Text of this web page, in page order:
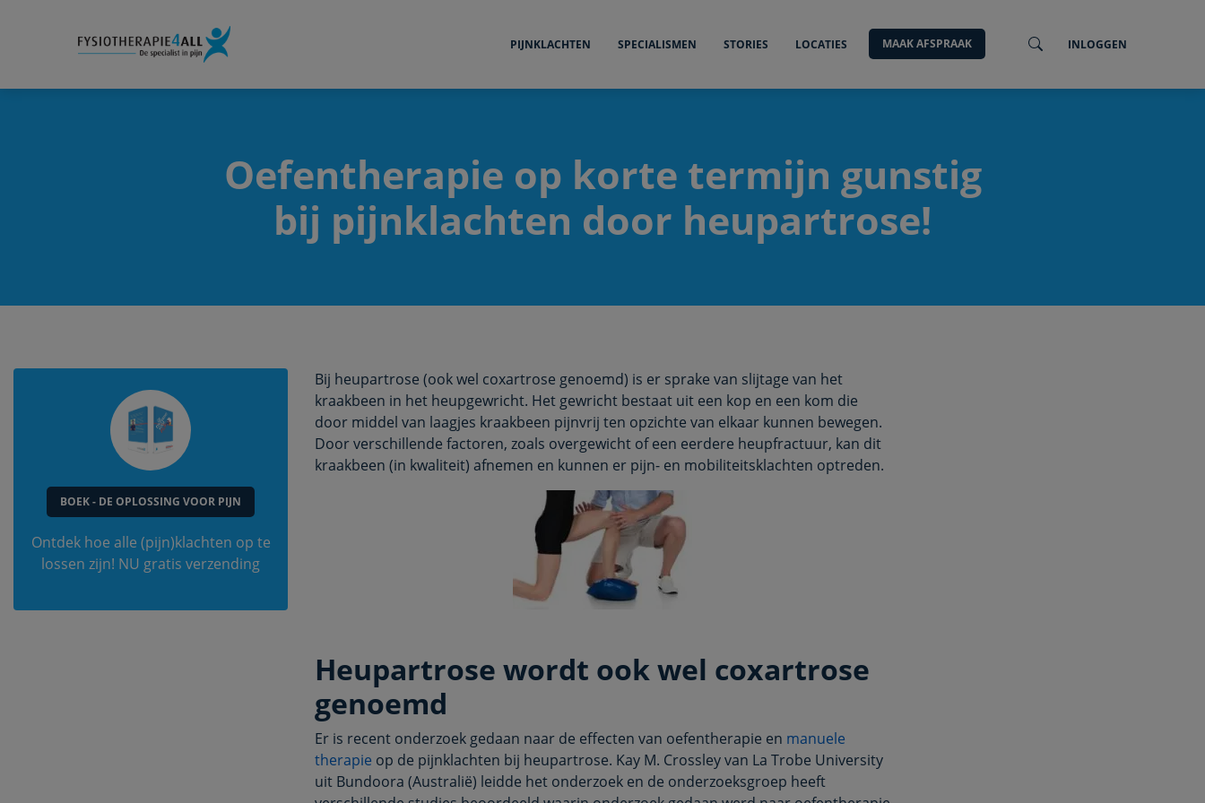
PIJNKLACHTEN SPECIALISMEN STORIES LOCATIES MAAK AFSPRAAK INLOGGEN
Oefentherapie op korte termijn gunstig
bij pijnklachten door heupartrose!
BOEK - DE OPLOSSING VOOR PIJN
Ontdek hoe alle (pijn)klachten op te
lossen zijn! NU gratis verzending
Bij heupartrose (ook wel coxartrose genoemd) is er sprake van slijtage van het
kraakbeen in het heupgewricht. Het gewricht bestaat uit een kop en een kom die
door middel van laagjes kraakbeen pijnvrij ten opzichte van elkaar kunnen bewegen.
Door verschillende factoren, zoals overgewicht of een eerdere heupfractuur, kan dit
kraakbeen (in kwaliteit) afnemen en kunnen er pijn- en mobiliteitsklachten optreden.
Heupartrose wordt ook wel coxartrose
genoemd
Er is recent onderzoek gedaan naar de effecten van oefentherapie en manuele
therapie op de pijnklachten bij heupartrose. Kay M. Crossley van La Trobe University
uit Bundoora (Australië) leidde het onderzoek en de onderzoeksgroep heeft